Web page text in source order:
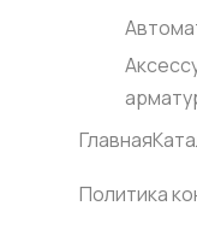
производства::
Главная
Политика